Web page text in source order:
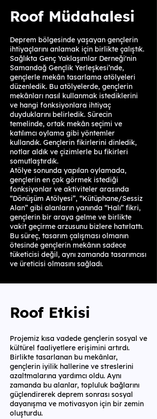
Roof Müdahalesi
Deprem bölgesinde yaşayan gençlerin
ihtiyaçlarını anlamak için birlikte çalıştık.
Sağlıkta Genç Yaklaşımlar Derneği'nin
Samandağ Gençlik Yerleşkesi’nde,
gençlerle mekân tasarlama atölyeleri
düzenledik. Bu atölyelerde, gençlerin
mekânları nasıl kullanmak istediklerini
ve hangi fonksiyonlara ihtiyaç
duyduklarını belirledik. Sürecin
temelinde, ortak mekân seçimi ve
katılımcı oylama gibi yöntemler
kullandık. Gençlerin fikirlerini dinledik,
notlar aldık ve çizimlerle bu fikirleri
somutlaştırdık.
Atölye sonunda yapılan oylamada,
gençlerin en çok görmek istediği
fonksiyonlar ve aktiviteler arasında
“Dönüşüm Atölyesi”, “Kütüphane/Sessiz
Alan” gibi alanların yanında “Halı” fikri,
gençlerin bir araya gelme ve birlikte
vakit geçirme arzusunu bizlere hatırlattı.
Bu süreç, tasarım çalışması olmanın
ötesinde gençlerin mekânın sadece
tüketicisi değil, aynı zamanda tasarımcısı
ve üreticisi olmasını sağladı.
Roof Etkisi
Projemiz kısa vadede gençlerin sosyal ve
kültürel faaliyetlere erişimini artırdı.
Birlikte tasarlanan bu mekânlar,
gençlerin iyilik hallerine ve streslerini
azaltmalarına yardımcı oldu. Aynı
zamanda bu alanlar, topluluk bağlarını
güçlendirerek deprem sonrası sosyal
dayanışma ve motivasyon için bir zemin
oluşturdu.